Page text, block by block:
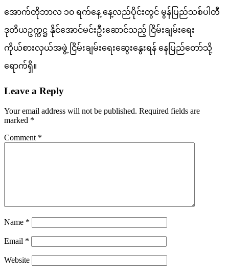
အောက်တိုဘာလ ၁၀ ရက်နေ့ နေ့လည်ပိုင်းတွင် မွန်ပြည်သစ်ပါတီ
ဒုတိယဥက္ကဋ္ဌ နိုင်အောင်မင်းဦးဆောင်သည့် ငြိမ်းချမ်းရေး
ကိုယ်စားလှယ်အဖွဲ့ ငြိမ်းချမ်းရေးဆွေးနွေးရန် နေပြည်တော်သို့
ရောက်ရှိ။
Leave a Reply
Your email address will not be published. Required fields are
marked *
Comment *
Name *
Email *
Website